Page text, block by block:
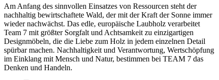
Am Anfang des sinnvollen Einsatzes von Ressourcen steht der
nachhaltig bewirtschaftete Wald, der mit der Kraft der Sonne immer
wieder nachwächst. Das edle, europäische Laubholz verarbeitet
Team 7 mit größter Sorgfalt und Achtsamkeit zu einzigartigen
Designmöbeln, die die Liebe zum Holz in jedem einzelnen Detail
spürbar machen. Nachhaltigkeit und Verantwortung, Wertschöpfung
im Einklang mit Mensch und Natur, bestimmen bei TEAM 7 das
Denken und Handeln.